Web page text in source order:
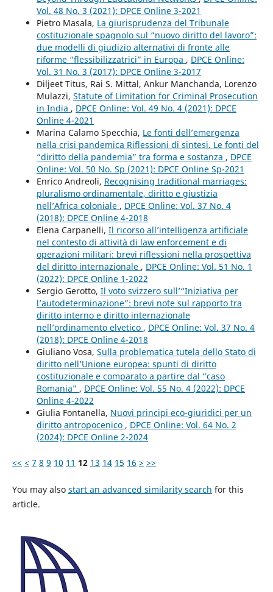
Vol. 48 No. 3 (2021): DPCE Online 3-2021
Pietro Masala, La giurisprudenza del Tribunale
costituzionale spagnolo sul “nuovo diritto del lavoro”:
due modelli di giudizio alternativi di fronte alle
riforme “flessibilizzatrici” in Europa , DPCE Online:
Vol. 31 No. 3 (2017): DPCE Online 3-2017
Diljeet Titus, Rai S. Mittal, Ankur Manchanda, Lorenzo
Mulazzi, Statute of Limitation for Criminal Prosecution
in India , DPCE Online: Vol. 49 No. 4 (2021): DPCE
Online 4-2021
Marina Calamo Specchia, Le fonti dell’emergenza
nella crisi pandemica Riflessioni di sintesi. Le fonti del
“diritto della pandemia” tra forma e sostanza , DPCE
Online: Vol. 50 No. Sp (2021): DPCE Online Sp-2021
Enrico Andreoli, Recognising traditional marriages:
pluralismo ordinamentale, diritto e giustizia
nell’Africa coloniale , DPCE Online: Vol. 37 No. 4
(2018): DPCE Online 4-2018
Elena Carpanelli, Il ricorso all’intelligenza artificiale
nel contesto di attività di law enforcement e di
operazioni militari: brevi riflessioni nella prospettiva
del diritto internazionale , DPCE Online: Vol. 51 No. 1
(2022): DPCE Online 1-2022
Sergio Gerotto, Il voto svizzero sull’“Iniziativa per
l’autodeterminazione”: brevi note sul rapporto tra
diritto interno e diritto internazionale
nell’ordinamento elvetico , DPCE Online: Vol. 37 No. 4
(2018): DPCE Online 4-2018
Giuliano Vosa, Sulla problematica tutela dello Stato di
diritto nell’Unione europea: spunti di diritto
costituzionale e comparato a partire dal “caso
Romania” , DPCE Online: Vol. 55 No. 4 (2022): DPCE
Online 4-2022
Giulia Fontanella, Nuovi principi eco-giuridici per un
diritto antropocenico , DPCE Online: Vol. 64 No. 2
(2024): DPCE Online 2-2024
<< < 7 8 9 10 11 12 13 14 15 16 > >>
You may also start an advanced similarity search for this
article.